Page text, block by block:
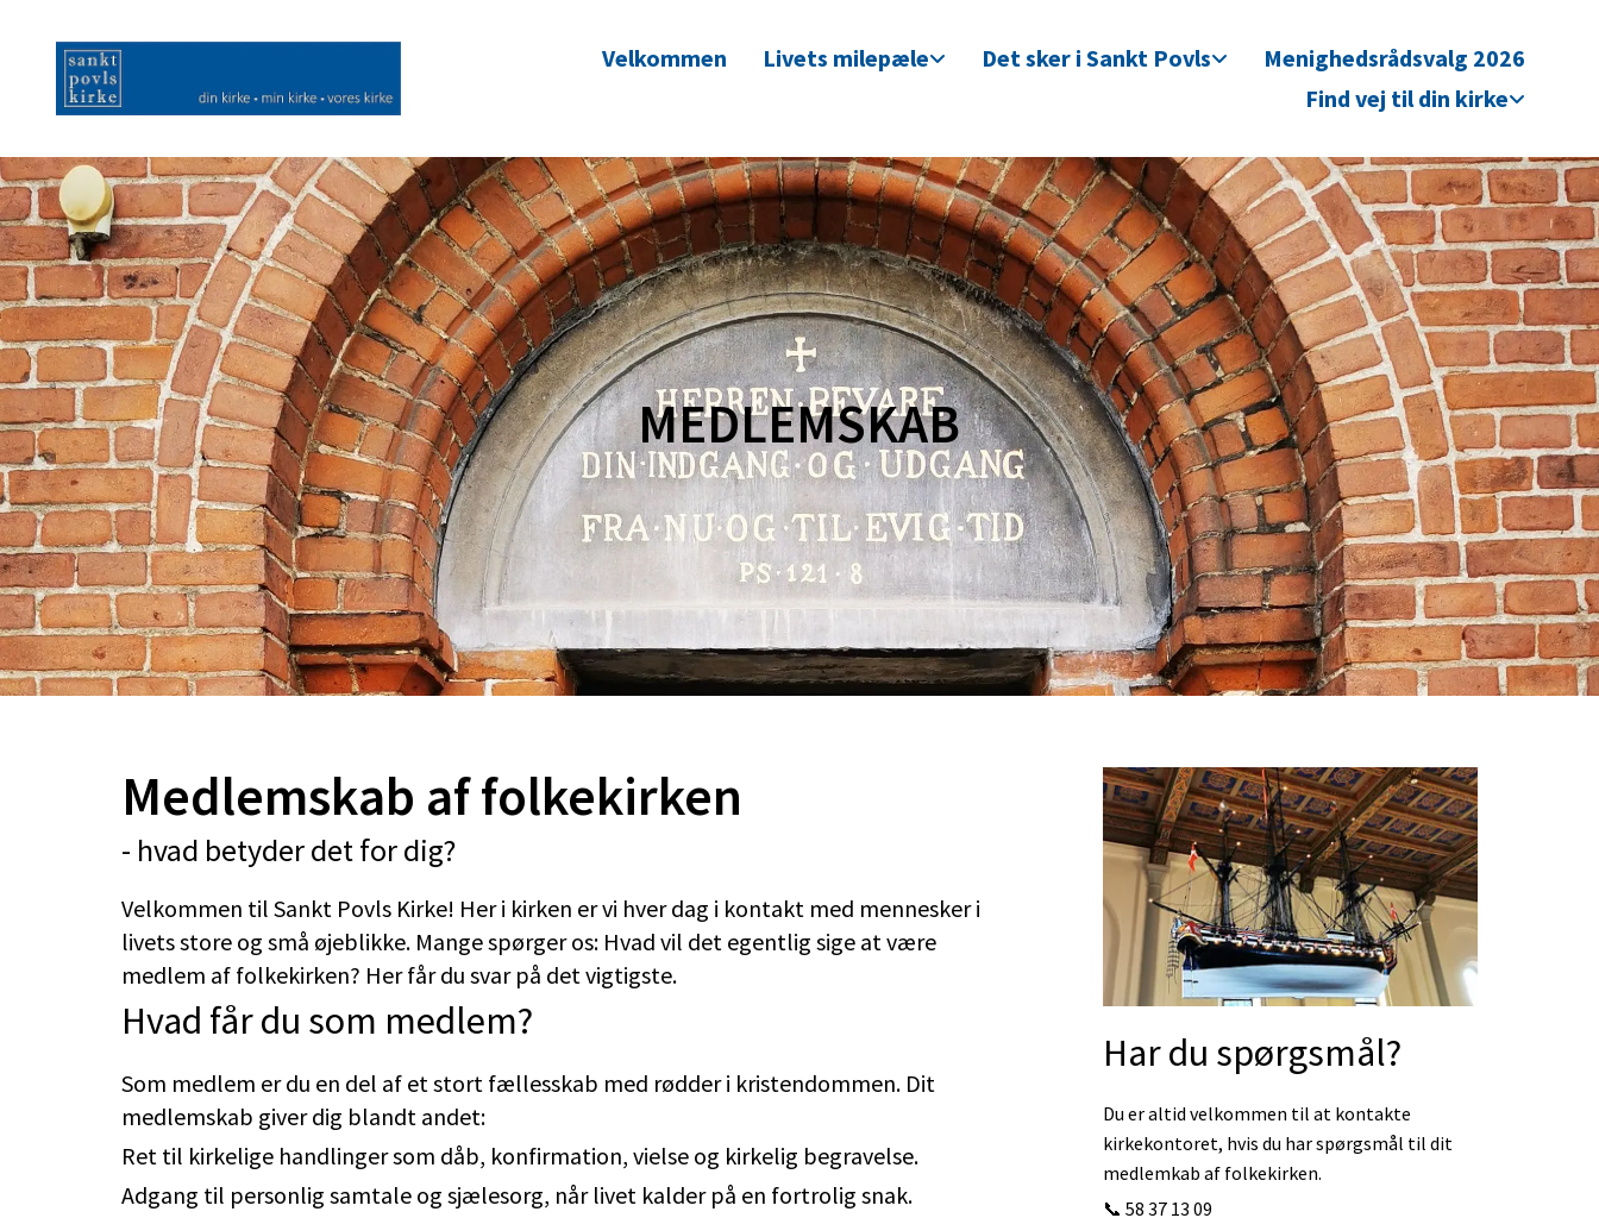
Velkommen Livets milepæle Det sker i Sankt Povls
Menighedsrådsvalg 2026
Find vej til din kirke
MEDLEMSKAB
Medlemskab af folkekirken
- hvad betyder det for dig?
Velkommen til Sankt Povls Kirke! Her i kirken er vi hver dag i kontakt med mennesker i
livets store og små øjeblikke. Mange spørger os: Hvad vil det egentlig sige at være
medlem af folkekirken? Her får du svar på det vigtigste.
Hvad får du som medlem?
Som medlem er du en del af et stort fællesskab med rødder i kristendommen. Dit
medlemskab giver dig blandt andet:
Ret til kirkelige handlinger som dåb, konfirmation, vielse og kirkelig begravelse.
Adgang til personlig samtale og sjælesorg, når livet kalder på en fortrolig snak.
Har du spørgsmål?
Du er altid velkommen til at kontakte
kirkekontoret, hvis du har spørgsmål til dit
medlemkab af folkekirken.
📞 58 37 13 09